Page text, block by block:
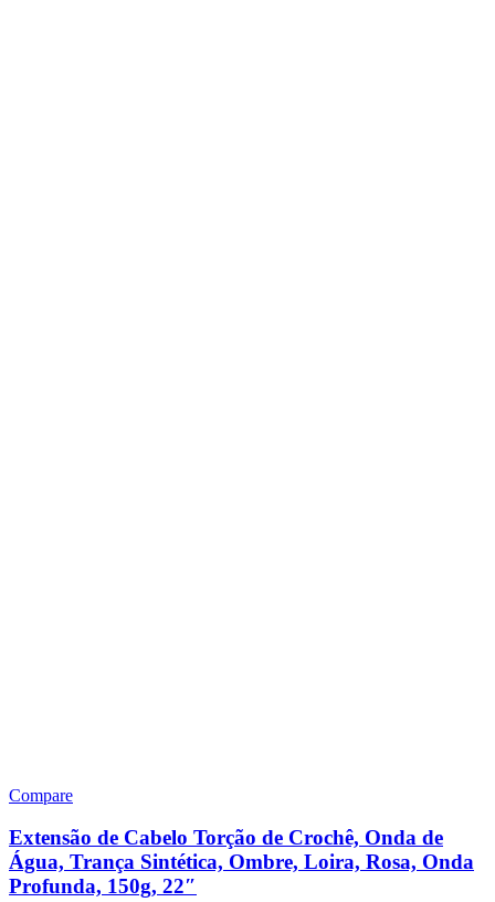
Compare
Extensão de Cabelo Torção de Crochê, Onda de
Água, Trança Sintética, Ombre, Loira, Rosa, Onda
Profunda, 150g, 22″